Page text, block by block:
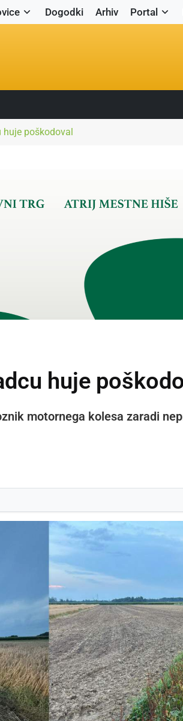
Dogodki Arhiv Portal
huje poškodoval
huje
motornega kolesa zaradi